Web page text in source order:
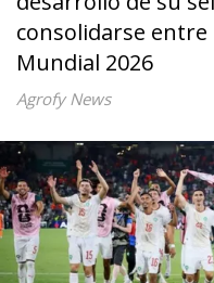
consolidarse entre
Mundial 2026
Agrofy News